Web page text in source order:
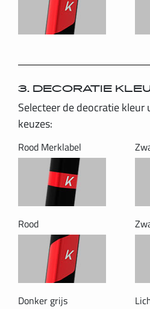
3. DECORATIE
Selecteer de deocratie
keuzes:
Rood Merklabel
Rood
Donker grijs